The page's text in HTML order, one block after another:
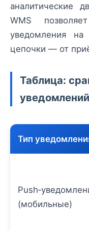
аналитические
WMS
уведомления
цепочки — от
Таблица:
уведомлений
Тип
(мобильные)